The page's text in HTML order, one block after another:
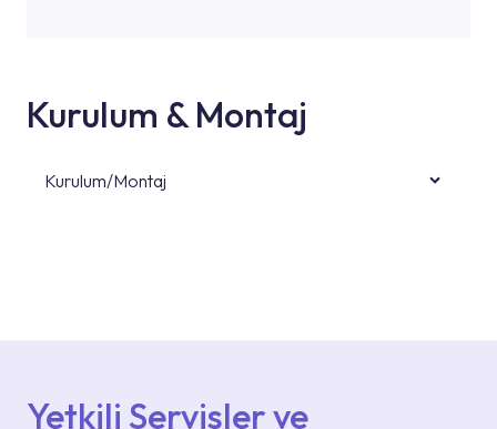
Kurulum & Montaj
Kurulum/Montaj
Yetkili Servisler ve